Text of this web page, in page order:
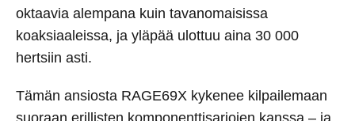
oktaavia alempana kuin tavanomaisissa
koaksiaaleissa, ja yläpää ulottuu aina 30 000
hertsiin asti.
Tämän ansiosta RAGE69X kykenee kilpailemaan
suoraan erillisten komponenttisarjojen kanssa – ja